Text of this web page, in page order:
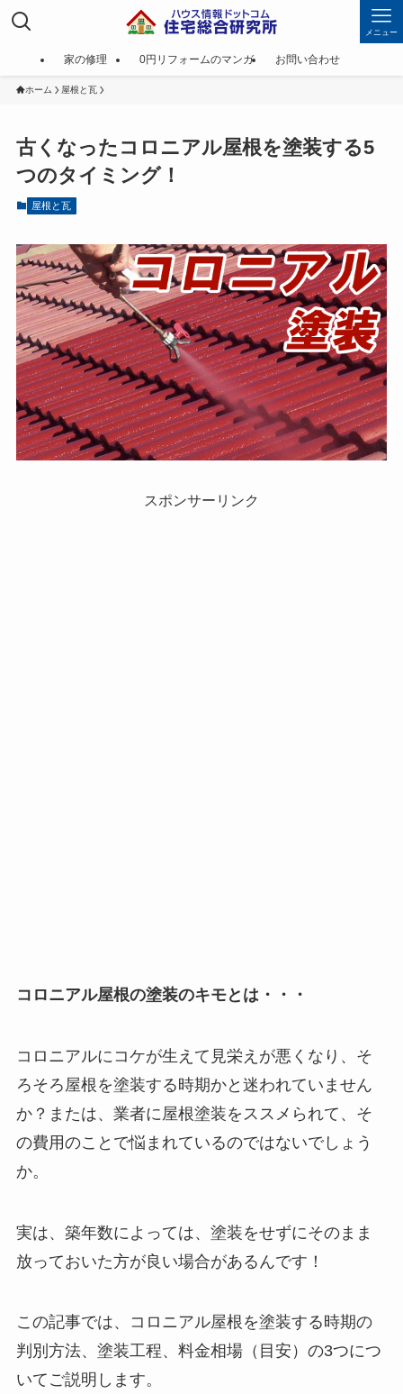
メニュー
家の修理 0円リフォームのマンガ お問い合わせ
ホーム 屋根と瓦
古くなったコロニアル屋根を塗装する5
つのタイミング！
屋根と瓦
スポンサーリンク
コロニアル屋根の塗装のキモとは・・・
コロニアルにコケが生えて見栄えが悪くなり、そ
ろそろ屋根を塗装する時期かと迷われていません
か？または、業者に屋根塗装をススメられて、そ
の費用のことで悩まれているのではないでしょう
か。
実は、築年数によっては、塗装をせずにそのまま
放っておいた方が良い場合があるんです！
この記事では、コロニアル屋根を塗装する時期の
判別方法、塗装工程、料金相場（目安）の3つにつ
いてご説明します。